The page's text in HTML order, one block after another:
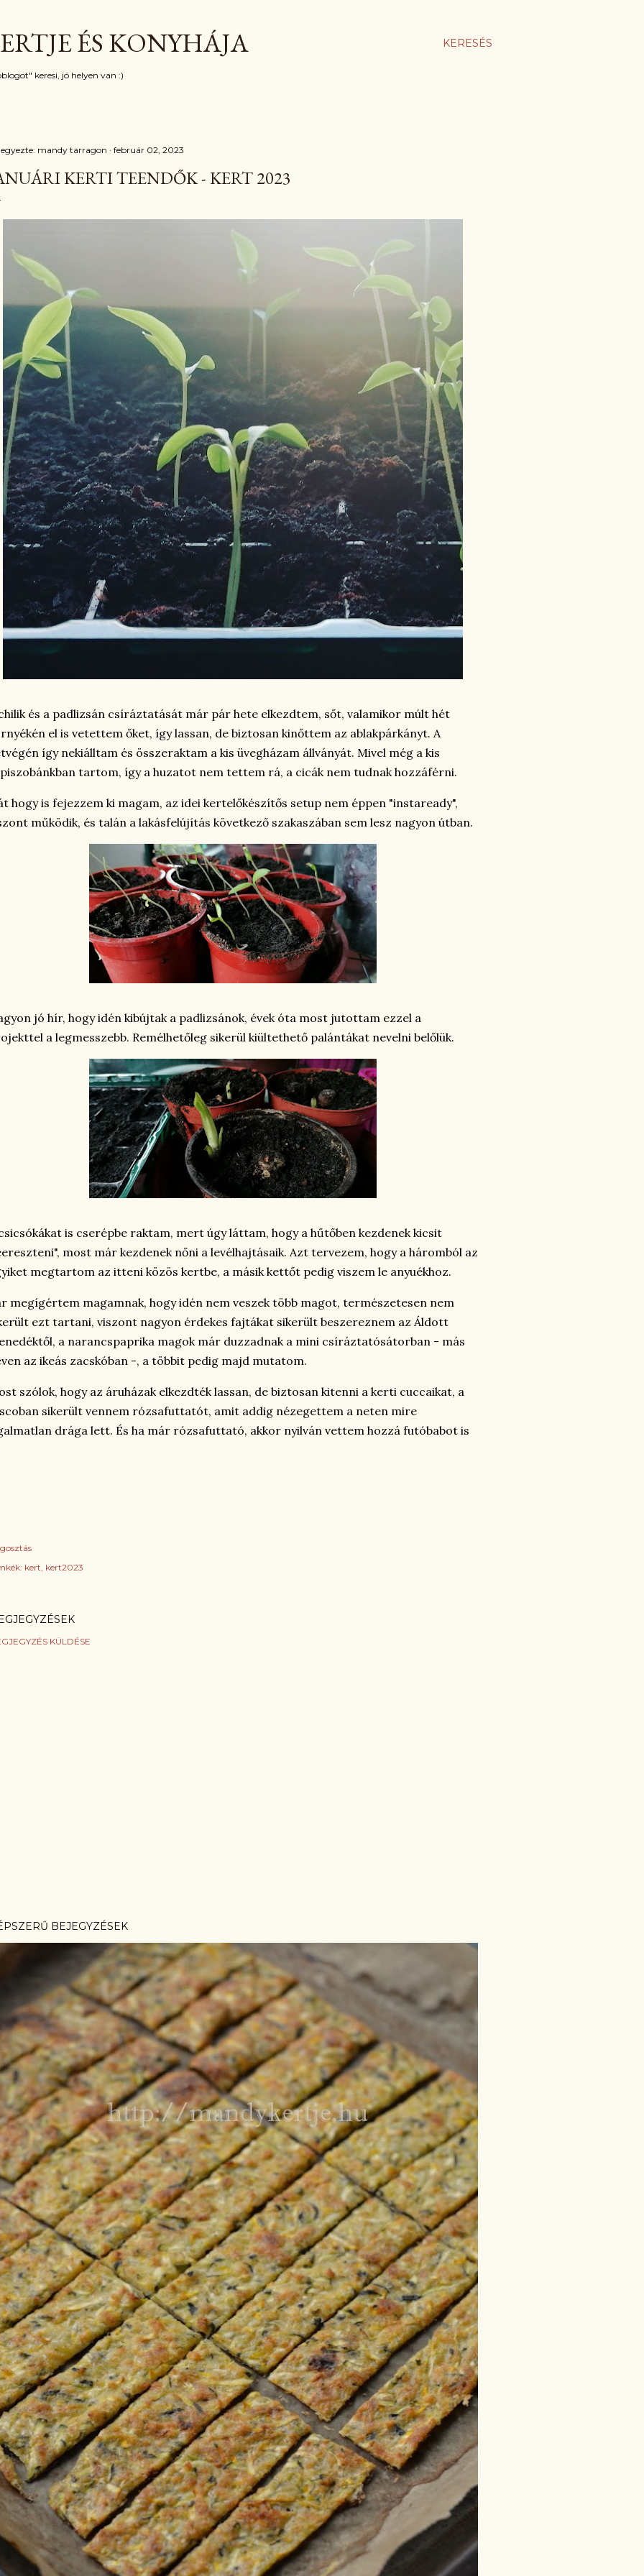
KERESÉS
ÉS KONYHÁJA
keresi, jó helyen van :)
mandy tarragon február 02, 2023
KERTI TEENDŐK - KERT 2023
és a padlizsán csíráztatását már pár hete elkezdtem, sőt, valamikor múlt hét
el is vetettem őket, így lassan, de biztosan kinőttem az ablakpárkányt. A
így nekiálltam és összeraktam a kis üvegházam állványát. Mivel még a kis
tartom, így a huzatot nem tettem rá, a cicák nem tudnak hozzáférni.
hogy is fejezzem ki magam, az idei kertelőkészítős setup nem éppen "instaready",
működik, és talán a lakásfelújítás következő szakaszában sem lesz nagyon útban.
jó hír, hogy idén kibújtak a padlizsánok, évek óta most jutottam ezzel a
a legmesszebb. Remélhetőleg sikerül kiültethető palántákat nevelni belőlük.
is cserépbe raktam, mert úgy láttam, hogy a hűtőben kezdenek kicsit
most már kezdenek nőni a levélhajtásaik. Azt tervezem, hogy a háromból az
megtartom az itteni közös kertbe, a másik kettőt pedig viszem le anyuékhoz.
megígértem magamnak, hogy idén nem veszek több magot, természetesen nem
ezt tartani, viszont nagyon érdekes fajtákat sikerült beszereznem az Áldott
a narancspaprika magok már duzzadnak a mini csíráztatósátorban - más
az ikeás zacskóban -, a többit pedig majd mutatom.
szólok, hogy az áruházak elkezdték lassan, de biztosan kitenni a kerti cuccaikat, a
sikerült vennem rózsafuttatót, amit addig nézegettem a neten mire
drága lett. És ha már rózsafuttató, akkor nyilván vettem hozzá futóbabot is
kert kert2023
KÜLDÉSE
BEJEGYZÉSEK